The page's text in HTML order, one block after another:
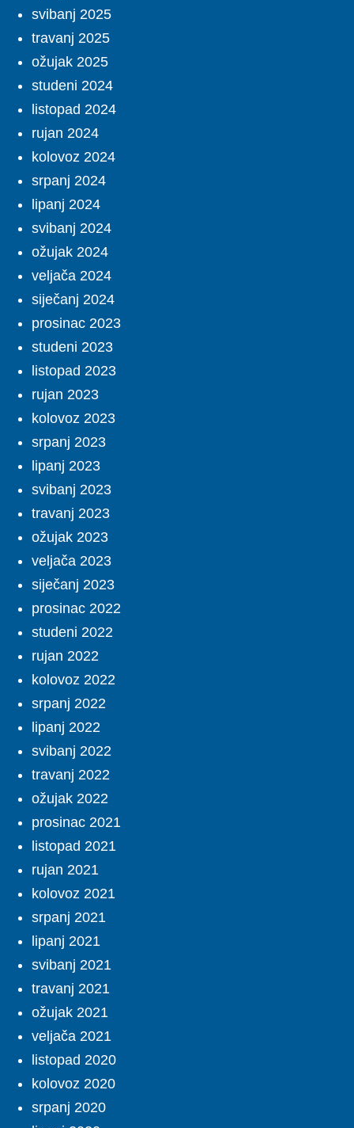
svibanj 2025
travanj 2025
ožujak 2025
studeni 2024
listopad 2024
rujan 2024
kolovoz 2024
srpanj 2024
lipanj 2024
svibanj 2024
ožujak 2024
veljača 2024
siječanj 2024
prosinac 2023
studeni 2023
listopad 2023
rujan 2023
kolovoz 2023
srpanj 2023
lipanj 2023
svibanj 2023
travanj 2023
ožujak 2023
veljača 2023
siječanj 2023
prosinac 2022
studeni 2022
rujan 2022
kolovoz 2022
srpanj 2022
lipanj 2022
svibanj 2022
travanj 2022
ožujak 2022
prosinac 2021
listopad 2021
rujan 2021
kolovoz 2021
srpanj 2021
lipanj 2021
svibanj 2021
travanj 2021
ožujak 2021
veljača 2021
listopad 2020
kolovoz 2020
srpanj 2020